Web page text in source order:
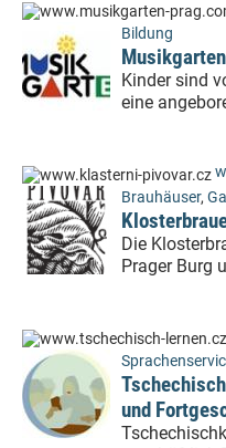
Bildung
Kinder sind
eine
Brauhäuser,
Die
Prager Burg
und